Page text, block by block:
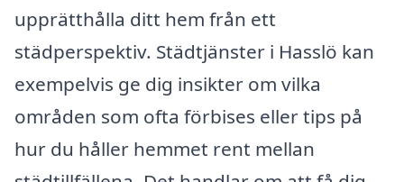
upprätthålla ditt hem från ett
städperspektiv. Städtjänster i Hasslö kan
exempelvis ge dig insikter om vilka
områden som ofta förbises eller tips på
hur du håller hemmet rent mellan